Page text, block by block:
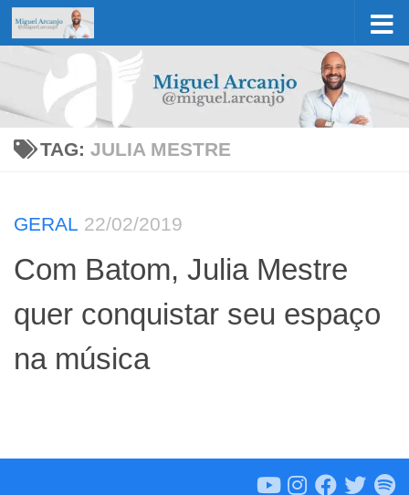
Skip to content
TAG: JULIA MESTRE
GERAL 22/02/2019
Com Batom, Julia Mestre
quer conquistar seu espaço
na música